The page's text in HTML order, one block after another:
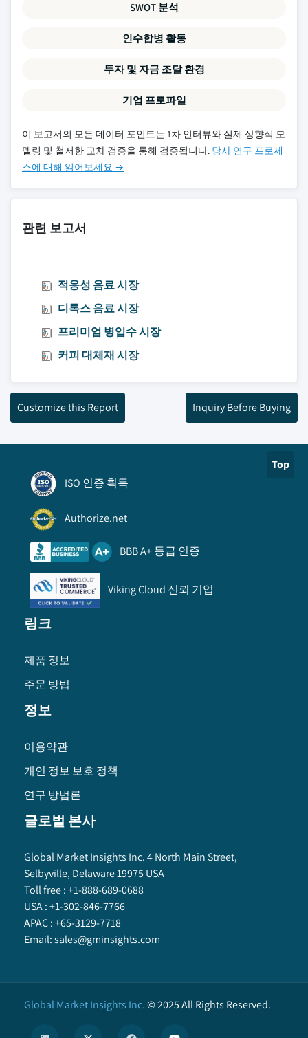
SWOT 분석
인수합병 활동
투자 및 자금 조달 환경
기업 프로파일
이 보고서의 모든 데이터 포인트는 1차 인터뷰와 실제 상향식 모
델링 및 철저한 교차 검증을 통해 검증됩니다. 당사 연구 프로세
스에 대해 읽어보세요 →
관련 보고서
적응성 음료 시장
디톡스 음료 시장
프리미엄 병입수 시장
커피 대체재 시장
Customize this Report Inquiry Before Buying
Top
ISO 인증 획득
Authorize.net
BBB A+ 등급 인증
Viking Cloud 신뢰 기업
링크
제품 정보
주문 방법
정보
이용약관
개인 정보 보호 정책
연구 방법론
글로벌 본사
Global Market Insights Inc. 4 North Main Street,
Selbyville, Delaware 19975 USA
Toll free :+1-888-689-0688
USA :+1-302-846-7766
APAC :+65-3129-7718
Email:sales@gminsights.com
Global Market Insights Inc.©2025All Rights Reserved.